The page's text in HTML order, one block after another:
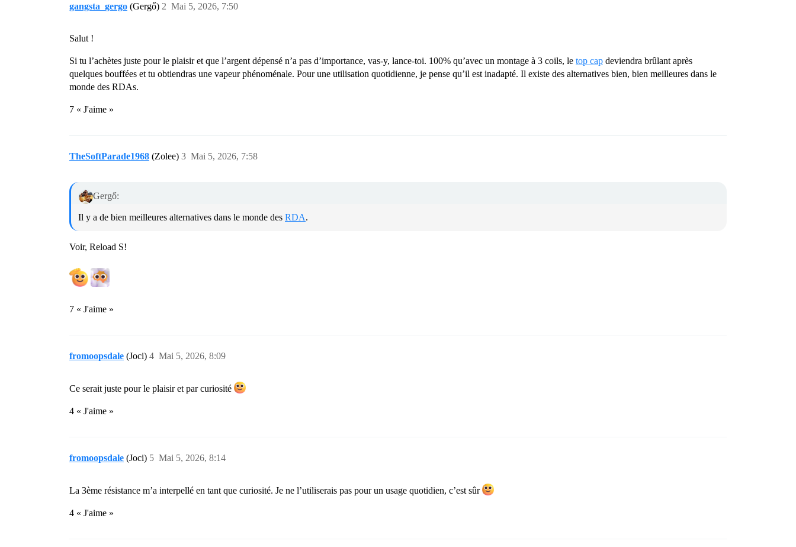
gangsta_gergo (Gergő) Mai 5, 2026, 7:50
2
Salut !
Si tu l’achètes juste pour le plaisir et que l’argent dépensé n’a pas d’importance, vas-y, lance-toi. 100% qu’avec un montage à 3 coils, le top cap deviendra brûlant après
quelques bouffées et tu obtiendras une vapeur phénoménale. Pour une utilisation quotidienne, je pense qu’il est inadapté. Il existe des alternatives bien, bien meilleures dans le
monde des RDAs.
7 « J'aime »
TheSoftParade1968 (Zolee) Mai 5, 2026, 7:58
3
Gergő:
Il y a de bien meilleures alternatives dans le monde des RDA.
Voir, Reload S!
7 « J'aime »
fromoopsdale (Joci) Mai 5, 2026, 8:09
4
Ce serait juste pour le plaisir et par curiosité
4 « J'aime »
fromoopsdale (Joci) Mai 5, 2026, 8:14
5
La 3ème résistance m’a interpellé en tant que curiosité. Je ne l’utiliserais pas pour un usage quotidien, c’est sûr
4 « J'aime »